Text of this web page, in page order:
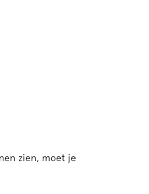
zien, moet je